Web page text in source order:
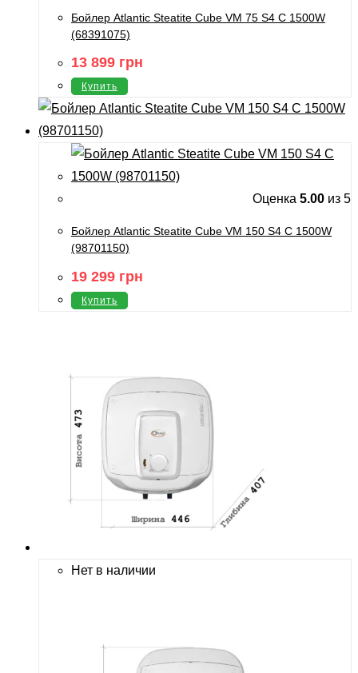
Бойлер Atlantic Steatite Cube VM 75 S4 C 1500W
(68391075)
13 899 грн
Купить
Оценка 5.00 из 5
Бойлер Atlantic Steatite Cube VM 150 S4 C 1500W
(98701150)
19 299 грн
Купить
Нет в наличии